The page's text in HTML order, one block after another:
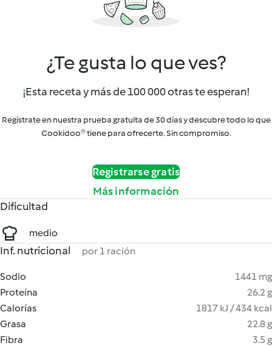
¿Te gusta lo que ves?
¡Esta receta y más de 100 000 otras te esperan!
Regístrate en nuestra prueba gratuita de 30 días y descubre todo lo que
Cookidoo® tiene para ofrecerte. Sin compromiso.
Registrarse gratis
Más información
Dificultad
medio
Inf. nutricional por 1 ración
Sodio
1441 mg
Proteína
26.2 g
Calorías
1817 kJ / 434 kcal
Grasa
22.8 g
Fibra
3.5 g